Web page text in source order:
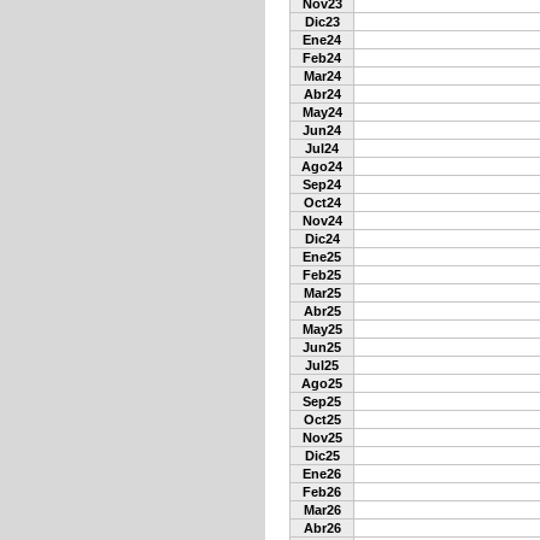
Nov23
Dic23
Ene24
Feb24
Mar24
Abr24
May24
Jun24
Jul24
Ago24
Sep24
Oct24
Nov24
Dic24
Ene25
Feb25
Mar25
Abr25
May25
Jun25
Jul25
Ago25
Sep25
Oct25
Nov25
Dic25
Ene26
Feb26
Mar26
Abr26